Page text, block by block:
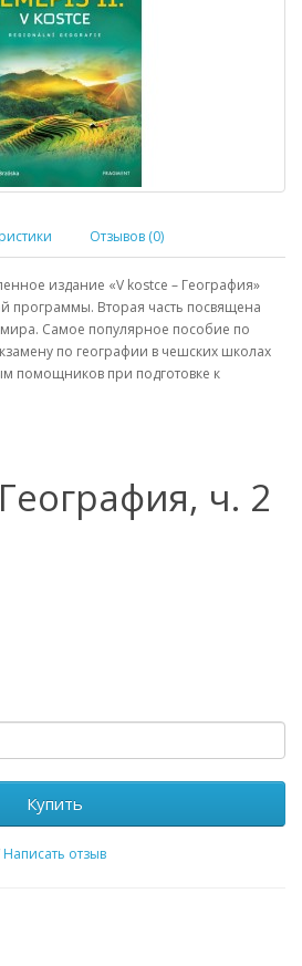
Отзывов (0)
издание «V kostce – География»
программы. Вторая часть посвящена
Самое популярное пособие по
по географии в чешских школах
помощников при подготовке к
ч. 2
Купить
Написать отзыв